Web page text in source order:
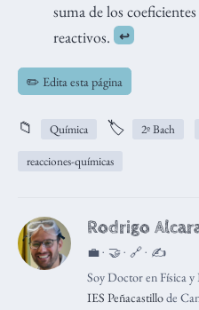
suma de los
reactivos.
↩︎
✏️ Edita esta página
📁 Química 🏷️ 2º Bach
reacciones-químicas
Rodrigo
💼 · 🤝 · 🔗 · ✍️
Soy Doctor en Física
IES Peñacastillode